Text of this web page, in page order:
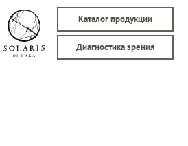
Каталог продукции
Диагностика зрения